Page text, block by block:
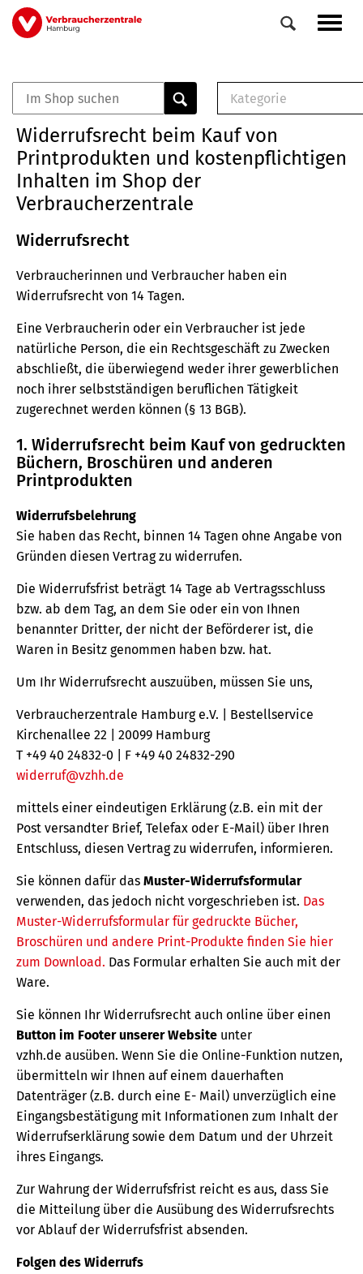
Direkt
zum
Veranstaltungen
0
Elemente
Kategorie
Musterbrief (RTF)
E-Broschüre
Widerrufsrecht beim Kauf von
Printprodukten und kostenpflichtigen
Inhalten im Shop der
Verbraucherzentrale
Widerrufsrecht
Verbraucherinnen und Verbraucher haben ein
Widerrufsrecht von 14 Tagen.
Eine Verbraucherin oder ein Verbraucher ist jede
natürliche Person, die ein Rechtsgeschäft zu Zwecken
abschließt, die überwiegend weder ihrer gewerblichen
noch ihrer selbstständigen beruflichen Tätigkeit
zugerechnet werden können (§ 13 BGB).
1. Widerrufsrecht beim Kauf von gedruckten
Büchern, Broschüren und anderen
Printprodukten
Widerrufsbelehrung
Sie haben das Recht, binnen 14 Tagen ohne Angabe von
Gründen diesen Vertrag zu widerrufen.
Die Widerrufsfrist beträgt 14 Tage ab Vertragsschluss
bzw. ab dem Tag, an dem Sie oder ein von Ihnen
benannter Dritter, der nicht der Beförderer ist, die
Waren in Besitz genommen haben bzw. hat.
Um Ihr Widerrufsrecht auszuüben, müssen Sie uns,
Verbraucherzentrale Hamburg e.V. | Bestellservice
Kirchenallee 22 | 20099 Hamburg
T +49 40 24832-0 | F +49 40 24832-290
widerruf@vzhh.de
mittels einer eindeutigen Erklärung (z.B. ein mit der
Post versandter Brief, Telefax oder E-Mail) über Ihren
Entschluss, diesen Vertrag zu widerrufen, informieren.
Sie können dafür das Muster-Widerrufsformular
verwenden, das jedoch nicht vorgeschrieben ist. Das
Muster-Widerrufsformular für gedruckte Bücher,
Broschüren und andere Print-Produkte finden Sie hier
zum Download. Das Formular erhalten Sie auch mit der
Ware.
Sie können Ihr Widerrufsrecht auch online über einen
Button im Footer unserer Website unter
vzhh.de ausüben. Wenn Sie die Online-Funktion nutzen,
übermitteln wir Ihnen auf einem dauerhaften
Datenträger (z.B. durch eine E- Mail) unverzüglich eine
Eingangsbestätigung mit Informationen zum Inhalt der
Widerrufserklärung sowie dem Datum und der Uhrzeit
ihres Eingangs.
Zur Wahrung der Widerrufsfrist reicht es aus, dass Sie
die Mitteilung über die Ausübung des Widerrufsrechts
vor Ablauf der Widerrufsfrist absenden.
Folgen des Widerrufs